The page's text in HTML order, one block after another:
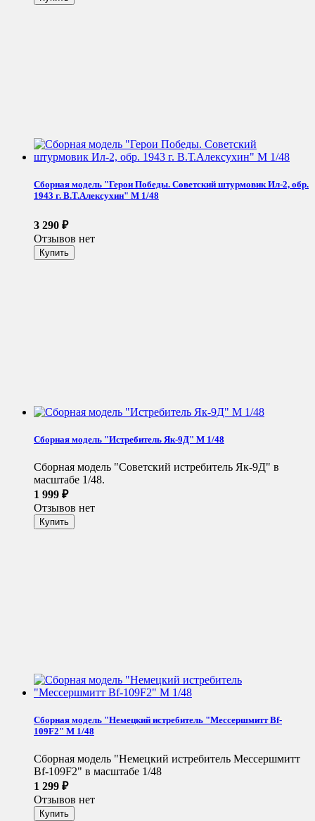
Сборная модель "Герои Победы. Советский штурмовик Ил-2, обр.
1943 г. В.Т.Алексухин" М 1/48
3 290 ₽
Отзывов нет
Сборная модель "Истребитель Як-9Д" М 1/48
Сборная модель "Советский истребитель Як-9Д" в
масштабе 1/48.
1 999 ₽
Отзывов нет
Сборная модель "Немецкий истребитель "Мессершмитт Bf-
109F2" М 1/48
Сборная модель "Немецкий истребитель Мессершмитт
Bf-109F2" в масштабе 1/48
1 299 ₽
Отзывов нет